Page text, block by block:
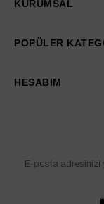
KURUMSAL
POPÜLER
HESABIM